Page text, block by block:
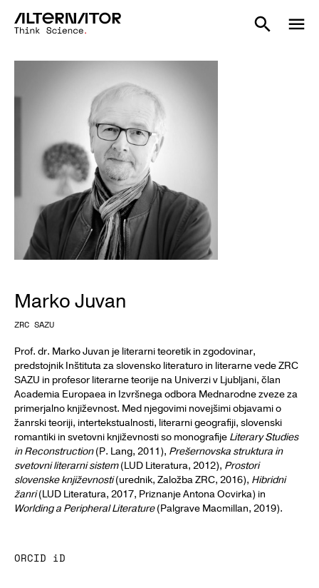
Marko Juvan
ZRC SAZU
Prof. dr. Marko Juvan je literarni teoretik in zgodovinar,
predstojnik Inštituta za slovensko literaturo in literarne vede ZRC
SAZU in profesor literarne teorije na Univerzi v Ljubljani, član
Academia Europaea in Izvršnega odbora Mednarodne zveze za
primerjalno književnost. Med njegovimi novejšimi objavami o
žanrski teoriji, intertekstualnosti, literarni geografiji, slovenski
romantiki in svetovni književnosti so monografije Literary Studies
in Reconstruction(P. Lang, 2011), Prešernovska struktura in
svetovni literarni sistem(LUD Literatura, 2012), Prostori
slovenske književnosti(urednik, Založba ZRC, 2016), Hibridni
žanri(LUD Literatura, 2017, Priznanje Antona Ocvirka) in
Worlding a Peripheral Literature(Palgrave Macmillan, 2019).
ORCID iD